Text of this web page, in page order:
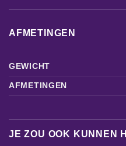
AFMETINGEN
GEWICHT
AFMETINGEN
JE ZOU OOK KUNNEN